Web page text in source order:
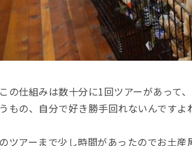
の仕組みは数十分に1回ツアーがあって
もの、自分で好き勝手回れないんですよ
ツアーまで少し時間があったのでお土産